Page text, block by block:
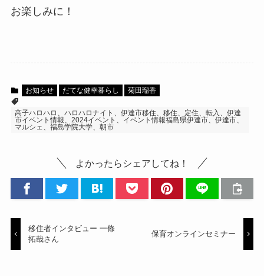
お楽しみに！
お知らせ だてな健幸暮らし 菊田瑠香
高子ハロハロ、ハロハロナイト、伊達市移住、移住、定住、転入、伊達
市イベント情報、2024イベント、イベント情報福島県伊達市、伊達市、
マルシェ、福島学院大学、朝市
よかったらシェアしてね！
移住者インタビュー 一條
拓哉さん
保育オンラインセミナー